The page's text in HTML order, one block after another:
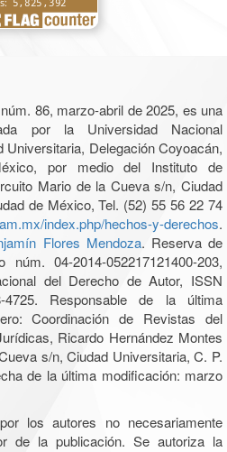
86, marzo-abril de 2025, es una
por la Universidad Nacional
Delegación Coyoacán,
por medio del Instituto de
Mario de la Cueva s/n, Ciudad
de México, Tel. (52) 55 56 22 74
index.php/hechos-y-derechos.
Flores Mendoza. Reserva de
04-2014-052217121400-203,
del Derecho de Autor, ISSN
4725. Responsable de la última
Coordinación de Revistas del
Ricardo Hernández Montes
s/n, Ciudad Universitaria, C. P.
de la última modificación: marzo
los autores no necesariamente
de la publicación. Se autoriza la